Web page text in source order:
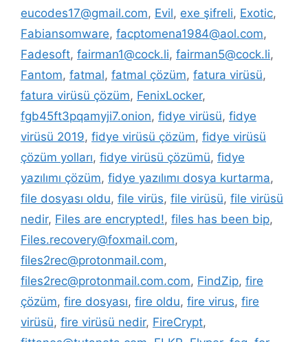
eucodes17@gmail.com, Evil, exe şifreli, Exotic,
Fabiansomware, facptomena1984@aol.com,
Fadesoft, fairman1@cock.li, fairman5@cock.li,
Fantom, fatmal, fatmal çözüm, fatura virüsü,
fatura virüsü çözüm, FenixLocker,
fgb45ft3pqamyji7.onion, fidye virüsü, fidye
virüsü 2019, fidye virüsü çözüm, fidye virüsü
çözüm yolları, fidye virüsü çözümü, fidye
yazılımı çözüm, fidye yazılımı dosya kurtarma,
file dosyası oldu, file virüs, file virüsü, file virüsü
nedir, Files are encrypted!, files has been bip,
Files.recovery@foxmail.com,
files2rec@protonmail.com,
files2rec@protonmail.com.com, FindZip, fire
çözüm, fire dosyası, fire oldu, fire virus, fire
virüsü, fire virüsü nedir, FireCrypt,